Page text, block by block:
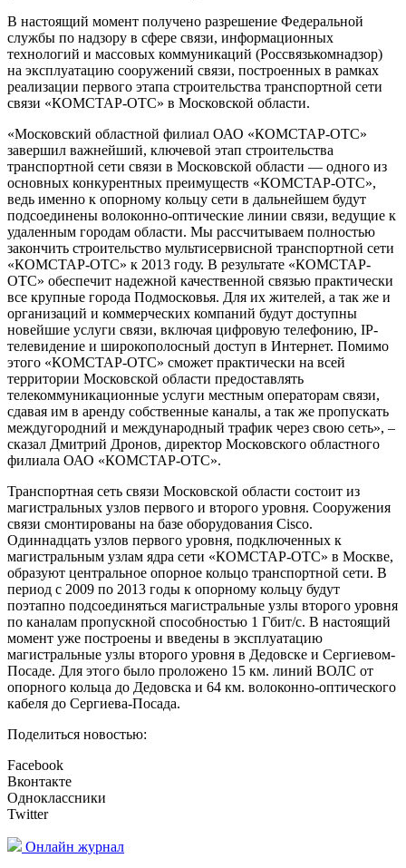
В настоящий момент получено разрешение Федеральной
службы по надзору в сфере связи, информационных
технологий и массовых коммуникаций (Россвязькомнадзор)
на эксплуатацию сооружений связи, построенных в рамках
реализации первого этапа строительства транспортной сети
связи «КОМСТАР-ОТС» в Московской области.
«Московский областной филиал ОАО «КОМСТАР-ОТС»
завершил важнейший, ключевой этап строительства
транспортной сети связи в Московской области — одного из
основных конкурентных преимуществ «КОМСТАР-ОТС»,
ведь именно к опорному кольцу сети в дальнейшем будут
подсоединены волоконно-оптические линии связи, ведущие к
удаленным городам области. Мы рассчитываем полностью
закончить строительство мультисервисной транспортной сети
«КОМСТАР-ОТС» к 2013 году. В результате «КОМСТАР-
ОТС» обеспечит надежной качественной связью практически
все крупные города Подмосковья. Для их жителей, а так же и
организаций и коммерческих компаний будут доступны
новейшие услуги связи, включая цифровую телефонию, IP-
телевидение и широкополосный доступ в Интернет. Помимо
этого «КОМСТАР-ОТС» сможет практически на всей
территории Московской области предоставлять
телекоммуникационные услуги местным операторам связи,
сдавая им в аренду собственные каналы, а так же пропускать
междугородний и международный трафик через свою сеть», –
сказал Дмитрий Дронов, директор Московского областного
филиала ОАО «КОМСТАР-ОТС».
Транспортная сеть связи Московской области состоит из
магистральных узлов первого и второго уровня. Сооружения
связи смонтированы на базе оборудования Cisco.
Одиннадцать узлов первого уровня, подключенных к
магистральным узлам ядра сети «КОМСТАР-ОТС» в Москве,
образуют центральное опорное кольцо транспортной сети. В
период с 2009 по 2013 годы к опорному кольцу будут
поэтапно подсоединяться магистральные узлы второго уровня
по каналам пропускной способностью 1 Гбит/с. В настоящий
момент уже построены и введены в эксплуатацию
магистральные узлы второго уровня в Дедовске и Сергиевом-
Посаде. Для этого было проложено 15 км. линий ВОЛС от
опорного кольца до Дедовска и 64 км. волоконно-оптического
кабеля до Сергиева-Посада.
Поделиться новостью:
Facebook
Вконтакте
Одноклассники
Twitter
Онлайн журнал